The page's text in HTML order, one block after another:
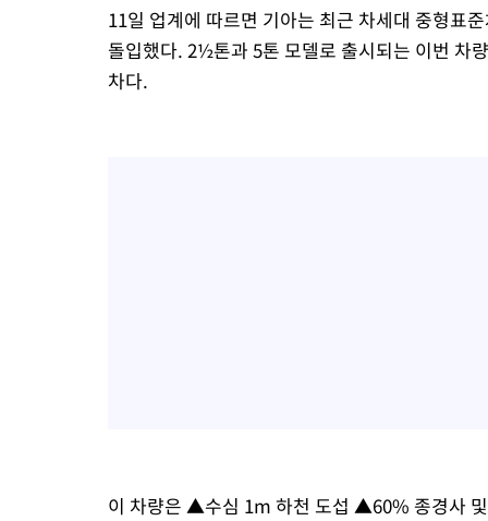
11일 업계에 따르면 기아는 최근 차세대 중형표
돌입했다. 2½톤과 5톤 모델로 출시되는 이번 차
차다.
이 차량은 ▲수심 1m 하천 도섭 ▲60% 종경사